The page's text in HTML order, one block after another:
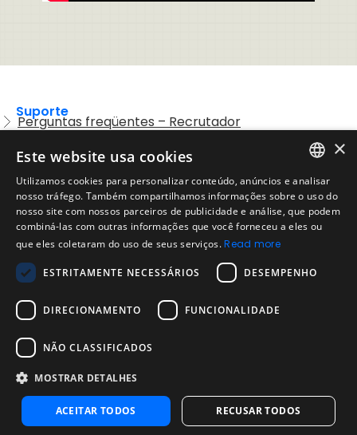
Suporte
Perguntas freqüentes – Recrutador
Preguntas frequentes – Candidatos
Legal
Política de Uso Aceitável
Aviso Legal
Empresa
Sobre nós
Blog da Evalart
Confiabilidade dos testes Evalart
Questionários
Contate-Nos
Contate-Nos
Entre em contato com as vendas
ENGLISH
SPANISH
×
Este website usa cookies
Utilizamos cookies para personalizar conteúdo, anúncios e analisar
nosso tráfego. Também compartilhamos informações sobre o uso do
nosso site com nossos parceiros de publicidade e análise, que podem
combiná-las com outras informações que você forneceu a eles ou
que eles coletaram do uso de seus serviços.Read more
ESTRITAMENTE NECESSÁRIOS DESEMPENHO
DIRECIONAMENTO FUNCIONALIDADE
NÃO CLASSIFICADOS
MOSTRAR DETALHES
ACEITAR TODOS RECUSAR TODOS